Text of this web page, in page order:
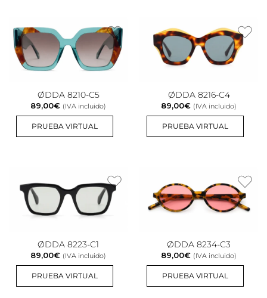
ØDDA 8210-C5
89,00€ (IVA incluido)
PRUEBA VIRTUAL
ØDDA 8216-C4
89,00€ (IVA incluido)
PRUEBA VIRTUAL
ØDDA 8223-C1
89,00€ (IVA incluido)
PRUEBA VIRTUAL
ØDDA 8234-C3
89,00€ (IVA incluido)
PRUEBA VIRTUAL